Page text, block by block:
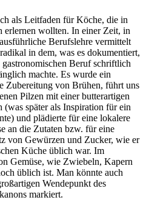
als Leitfaden für Köche, die in
erlernen wollten. In einer Zeit, in
Berufslehre vermittelt
in dem, was es dokumentiert,
gastronomischen Beruf schriftlich
machte. Es wurde ein
Zubereitung von Brühen, führt uns
Pilzen mit einer butterartigen
später als Inspiration für ein
und plädierte für eine lokalere
an die Zutaten bzw. für eine
von Gewürzen und Zucker, wie er
Küche üblich war. Im
Gemüse, wie Zwiebeln, Kapern
üblich ist. Man könnte auch
Wendepunkt des
markiert.